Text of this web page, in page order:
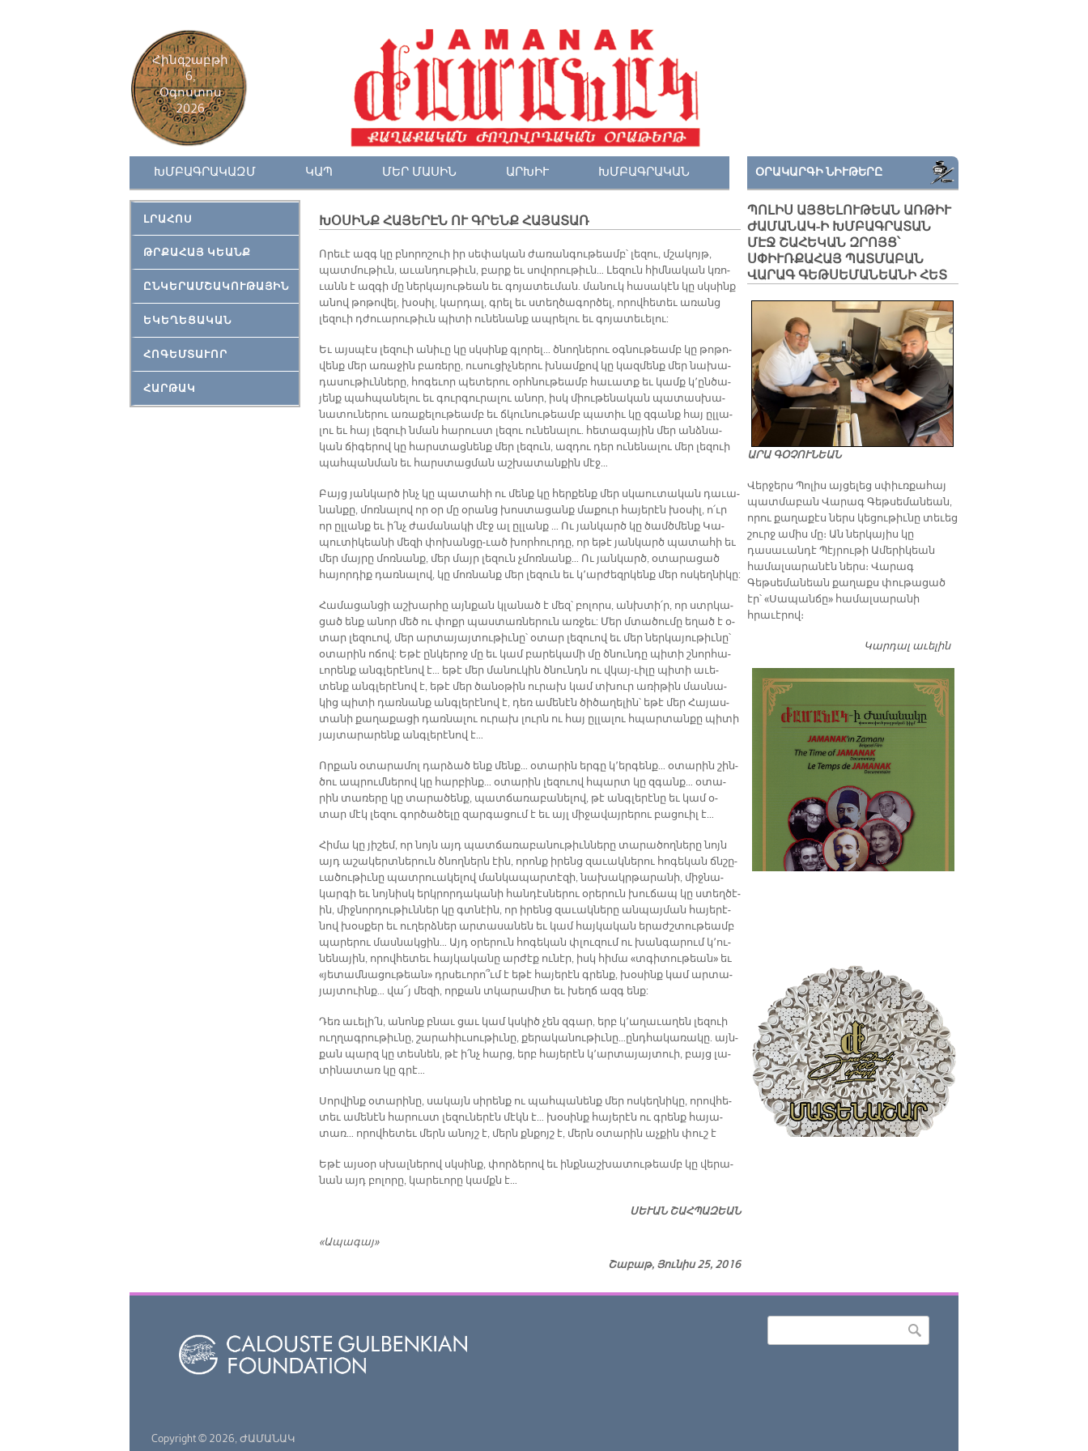
Հինգշաբթի
6,
Օգոստոս
2026
ԽՄԲԱԳՐԱԿԱԶՄ ԿԱՊ ՄԵՐ ՄԱՍԻՆ ԱՐԽԻՒ ԽՄԲԱԳՐԱԿԱՆ
ԼՐԱՀՈՍ
ԹՐՔԱՀԱՅ ԿԵԱՆՔ
ԸՆԿԵՐԱՄՇԱԿՈՒԹԱՅԻՆ
ԵԿԵՂԵՑԱԿԱՆ
ՀՈԳԵՄՏԱՒՈՐ
ՀԱՐԹԱԿ
ԽՕ­ՍԻՆՔ ՀԱ­ՅԵ­ՐԷՆ ՈՒ ԳՐԵՆՔ ՀԱ­ՅԱ­ՏԱՌ
Ո­րե­ւէ ազգ կը բնո­րոշ­ո­ւի իր սե­փա­կան ժա­ռան­գու­թեամբ՝ լե­զու, մշա­կոյթ,
պատ­մու­թիւն, ա­ւան­դու­թիւն, բարք եւ սո­վո­րու­թիւն… Լե­զուն հիմ­նա­կան կռ­­ո­
ւանն է ազ­գի մը ներ­կա­յու­թեան եւ գո­յա­տեւ­ման. մա­նուկ հա­սա­կէն կը սկ­­սինք
ա­նով թո­թո­վել, խօ­սիլ, կար­դալ, գրել եւ ստեղ­ծա­գոր­ծել, ո­րով­հե­տեւ ա­ռանց
լեզ­ո­ւի դժո­ւա­րու­թիւն պի­տի ու­նե­նանք ապ­րե­լու եւ գո­յա­տե­ւե­լու:
Եւ այս­պէս լեզ­ո­ւի ա­նի­ւը կը սկ­սինք գլո­րել… ծնող­նե­րու օգ­նութ­եամբ կը թո­թո­
վենք մեր ա­ռա­ջին բա­ռե­րը, ու­սու­ցիչ­նե­րու խնամ­քով կը կազ­մենք մեր նա­խա­
դա­սու­թիւն­նե­րը, հո­գե­ւոր պե­տե­րու օրհ­նութ­եամբ հա­ւատք եւ կամք կ՚ըն­ծա­
յենք պահ­պա­նե­լու եւ գուր­գու­րա­լու ա­նոր, իսկ միու­թե­նա­կան պա­տաս­խա­
նա­տու­նե­րու ա­ռա­քե­լու­թեամբ եւ ճկու­նու­թեամբ պա­տիւ կը զգանք հայ ըլ­լա­
լու եւ հայ լեզ­ո­ւի նման հա­րուստ լե­զու ու­նե­նա­լու. հե­տա­գա­յին մեր ան­ձնա­
կան ճի­գե­րով կը հա­րս­տաց­նենք մեր լե­զուն, ազ­դու դեր ու­նե­նա­լու մեր լեզ­ո­ւի
պահ­պան­ման եւ հարս­տաց­ման աշ­խա­տան­քին մէջ…
Բայց յան­կարծ ինչ կը պա­տա­հի ու մենք կը հեր­քենք մեր սկաու­տա­կան դա­ւա­
նան­քը, մոռ­նա­լով որ օր մը օ­րանց խոս­տա­ցանք մա­քուր հա­յե­րէն խօ­սիլ, ո՛ւր
որ ըլ­լանք եւ ի՛նչ ժա­մա­նա­կի մէջ ալ ըլ­լանք …­ Ու յան­կարծ կը ծամծ­մենք Կա­
պու­տիկ­եա­նի մե­զի փո­խանց­ը-ւած խոր­հուր­դը, որ ե­թէ յան­կարծ պա­տա­հի եւ
մեր մայ­րը մոռ­նանք, մեր մայր լե­զուն չմոռ­նանք… Ու յան­կարծ, օ­տա­րա­ցած
հա­յոր­դիք դառ­նա­լով, կը մոռ­նանք մեր լե­զուն եւ կ՚ար­ժե­զր­կենք մեր ոս­կեղ­նի­կը:
Հա­մա­ցան­ցի աշ­խար­հը այն­քան կլա­նած է մեզ՝ բո­լորս, անխ­տի՛ր, որ ստր­­կա­
ցած ենք ա­նոր մեծ ու փոքր պաս­տառ­նե­րուն առ­ջեւ: Մեր մտա­ծու­մը ե­ղած է օ­
տար լե­զո­ւով, մեր ար­տա­յայ­տու­թիւ­նը՝ օ­տար լե­զո­ւով եւ մեր ներ­կա­յու­թիւ­նը՝
օ­տա­րին ո­ճով: Ե­թէ ըն­կե­րոջ մը եւ կամ բա­րե­կա­մի մը ծնուն­դը պի­տի շնոր­հա­
ւո­րենք անգ­լե­րէ­նով է… ե­թէ մեր մա­նու­կին ծնունդն ու վկայ-­ւի­լը պի­տի ա­ւե­
տենք անգ­լե­րէ­նով է, ե­թէ մեր ծա­նօ­թին ու­րախ կամ տխուր ա­ռի­թին մաս­նա­
կից պի­տի դառ­նանք անգ­լե­րէ­նով է, դեռ ա­մենէն ծի­ծա­ղե­լին՝ ե­թէ մեր Հա­յաս­
տա­նի քա­ղա­քա­ցի դառ­նա­լու ու­րախ լուրն ու հայ ըլ­լա­լու հպար­տան­քը պի­տի
յայ­տա­րա­րենք անգ­լե­րէ­նով է…
Որ­քան օ­տա­րա­մոլ դար­ձած ենք մենք… օ­տա­րին եր­գը կ՚եր­գենք… օ­տա­րին շին­
ծու ապ­րում­նե­րով կը հար­բինք… օ­տա­րին լե­զո­ւով հպարտ կը զգանք… օ­տա­
րին տա­ռե­րը կը տա­րա­ծենք, պատ­ճա­ռա­բա­նե­լով, թէ անգ­լե­րէ­նը եւ կամ օ­
տար մէկ լե­զու գոր­ծա­ծե­լը զար­գա­ցում է եւ այլ մի­ջա­վայ­րե­րու բաց­ո­ւիլ է…
Հի­մա կը յի­շեմ, որ նոյն այդ պատ­ճա­ռա­բա­նու­թիւն­նե­րը տա­րա­ծող­նե­րը նոյն
այդ ա­շա­կերտ­նե­րուն ծնող­ներն էին, ո­րոնք ի­րենց զա­ւակ­նե­րու հո­գե­կան ճնշ­­ը-
ւա­ծու­թիւ­նը պատ­րո­ւա­կե­լով ման­կա­պար­տէ­զի, նա­խակր­թա­րա­նի, միջ­նա­
կար­գի եւ նոյ­նիսկ երկ­րոր­դա­կա­նի հան­դէս­նե­րու օ­րե­րուն խու­ճապ կը ստեղ­ծէ­
ին, միջ­նոր­դու­թիւն­ներ կը գտ­­նէ­ին, որ ի­րենց զա­ւակ­նե­րը ան­պայ­ման հա­յե­րէ­
նով խօս­քեր եւ ու­ղերձ­ներ ար­տա­սա­նեն եւ կամ հայ­կա­կան ե­րաժշ­տու­թեամբ
պա­րե­րու մաս­նակ­ցին… Այդ օ­րե­րուն հո­գե­կան փլու­զում ու խան­գա­րում կ՚ու­
նե­նա­յին, ո­րով­հե­տեւ հայ­կա­կա­նը ար­ժէք ու­նէր, իսկ հի­մա «տգի­տու­թեան» եւ
«յե­տամ­նա­ցու­թեան» դր­­սե­ւո­րո՞ւմ է ե­թէ հա­յե­րէն գրենք, խօ­սինք կամ ար­տա­
յայտ­ո­ւինք… վա՜յ մե­զի, որ­քան տկա­րա­միտ եւ խեղճ ազգ ենք:
Դեռ ա­ւե­լի՛ն, ա­նոնք բնաւ ցաւ կամ կս­­կիծ չեն զգար, երբ կ՚ա­ղա­ւա­ղեն լեզ­ո­ւի
ուղ­ղագ­րու­թիւ­նը, շա­րա­հիւ­սու­թիւ­նը, քե­րա­կա­նու­թիւ­նը­…ընդ­հա­կա­ռա­կը. այն­
քան պարզ կը տես­նեն, թէ ի՛նչ հարց, երբ հա­յե­րէն կ՚ար­տա­յայտ­ո­ւի, բայց լա­
տի­նա­տառ կը գրէ…
Սոր­վինք օ­տա­րի­նը, սա­կայն սի­րենք ու պահ­պա­նենք մեր ոս­կեղ­նի­կը, ո­րով­հե­
տեւ ա­մենէն հա­րուստ լե­զու­նե­րէն մէկն է… խօ­սինք հա­յե­րէն ու գրենք հա­յա­
տառ… ո­րով­հե­տեւ մերն ա­նոյշ է, մերն քն­­քոյշ է, մերն օ­տա­րին աչ­քին փուշ է­
Ե­թէ այ­սօր սխալ­նե­րով սկ­­սինք, փոր­ձե­րով եւ ինք­նաշ­խա­տու­թեամբ կը վե­րա­
նան այդ բո­լո­րը, կա­րե­ւո­րը կամքն է…
ՍԵ­ՒԱՆ ՇԱՀ­ՊԱ­ԶԵԱՆ
«Ա­պա­գայ»
Շաբաթ, Յունիս 25, 2016
ՕՐԱԿԱՐԳԻ ՆԻՒԹԵՐԸ
ՊՈԼԻՍ ԱՅՑԵԼՈՒԹԵԱՆ ԱՌԹԻՒ
ԺԱՄԱՆԱԿ-Ի ԽՄԲԱԳՐԱՏԱՆ
ՄԷՋ ՇԱՀԵԿԱՆ ԶՐՈՅՑ՝
ՍՓԻՒՌՔԱՀԱՅ ՊԱՏՄԱԲԱՆ
ՎԱՐԱԳ ԳԵԹՍԵՄԱՆԵԱՆԻ ՀԵՏ
ԱՐԱ ԳՕՉՈՒՆԵԱՆ
Վերջերս Պոլիս այցելեց սփիւռքահայ
պատմաբան Վարագ Գեթսեմանեան,
որու քաղաքէս ներս կեցութիւնը տեւեց
շուրջ ամիս մը։ Ան ներկայիս կը
դասաւանդէ Պէյրութի Ամերիկեան
համալսարանէն ներս։ Վարագ
Գեթսեմանեան քաղաքս փութացած
էր՝ «Սապանճը» համալսարանի
հրաւէրով։
Կարդալ աւելինՊոլիս այցելութեան
Copyright © 2026, ԺԱՄԱՆԱԿ